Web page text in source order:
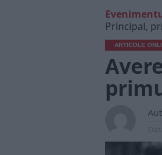
Principal,
ARTICOLE